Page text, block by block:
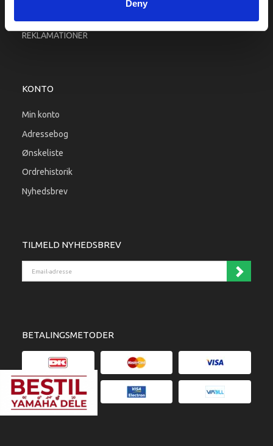
Deny
REKLAMATIONER
KONTO
Min konto
Adressebog
Ønskeliste
Ordrehistorik
Nyhedsbrev
TILMELD NYHEDSBREV
BETALINGSMETODER